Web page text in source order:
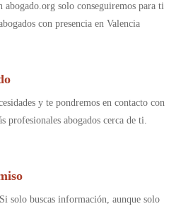
abogado.org solo conseguiremos para ti
con presencia en Valencia
y te pondremos en contacto con
profesionales abogados cerca de ti.
solo buscas información, aunque solo